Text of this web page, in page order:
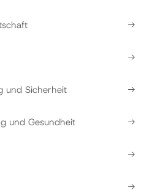
und Sicherheit
und Gesundheit